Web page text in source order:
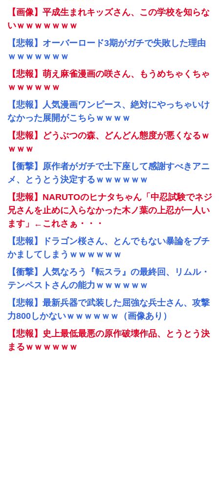
【画像】平成生まれキッズさん、この学校を知らな
いｗｗｗｗｗｗｗ
【悲報】オーバーロード3期がガチで失敗した理由
ｗｗｗｗｗｗｗ
【悲報】萌え麻雀漫画の咲さん、もうめちゃくちゃ
ｗｗｗｗｗｗ
【悲報】人気漫画ワンピース、絶対にやっちゃいけ
なかった展開がこちらｗｗｗｗ
【悲報】どうぶつの森、どんどん態度が悪くなるｗ
ｗｗｗ
【衝撃】原作者がガチで土下座して感謝すべきアニ
メ、とうとう決定するｗｗｗｗｗｗ
【悲報】NARUTOのヒナタちゃん「中忍試験でネジ
兄さんを止めに入らなかった木ノ葉の上忍が一人い
ます」←これさぁ・・・
【悲報】ドラゴン桜さん、とんでもない暴論をブチ
かましてしまうｗｗｗｗｗｗ
【衝撃】人気なろう『転スラ』の最終回、リムル・
テンペストさんの能力ｗｗｗｗｗｗ
【悲報】最新兵器で武装した屈強な兵士さん、攻撃
力800しかないｗｗｗｗｗｗ（画像あり）
【悲報】史上最低最悪の原作破壊作品、とうとう決
まるｗｗｗｗｗｗ